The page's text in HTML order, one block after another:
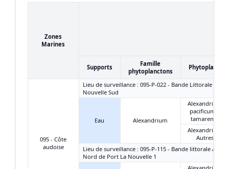
Zones
Marines
Supports
Famille
phytoplanctons
095 - Côte
audoise
Lieu de surveillance : 095-P-022 - Bande Littorale -
Nouvelle Sud
Eau Alexandrium
Alexandrium
pacificum +
tamarense
Alexandrium
Autres
Lieu de surveillance : 095-P-115 - Bande littorale Aude -
Nord de Port La Nouvelle 1